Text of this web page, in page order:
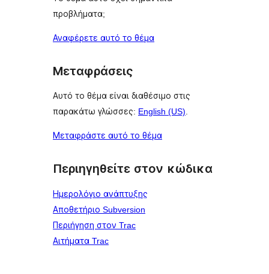
προβλήματα;
Αναφέρετε αυτό το θέμα
Μεταφράσεις
Αυτό το θέμα είναι διαθέσιμο στις
παρακάτω γλώσσες: English (US).
Μεταφράστε αυτό το θέμα
Περιηγηθείτε στον κώδικα
Ημερολόγιο ανάπτυξης
Αποθετήριο Subversion
Περιήγηση στον Trac
Αιτήματα Trac